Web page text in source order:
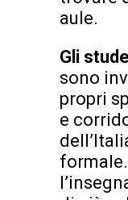
aule.
Gli
sono
propri
e